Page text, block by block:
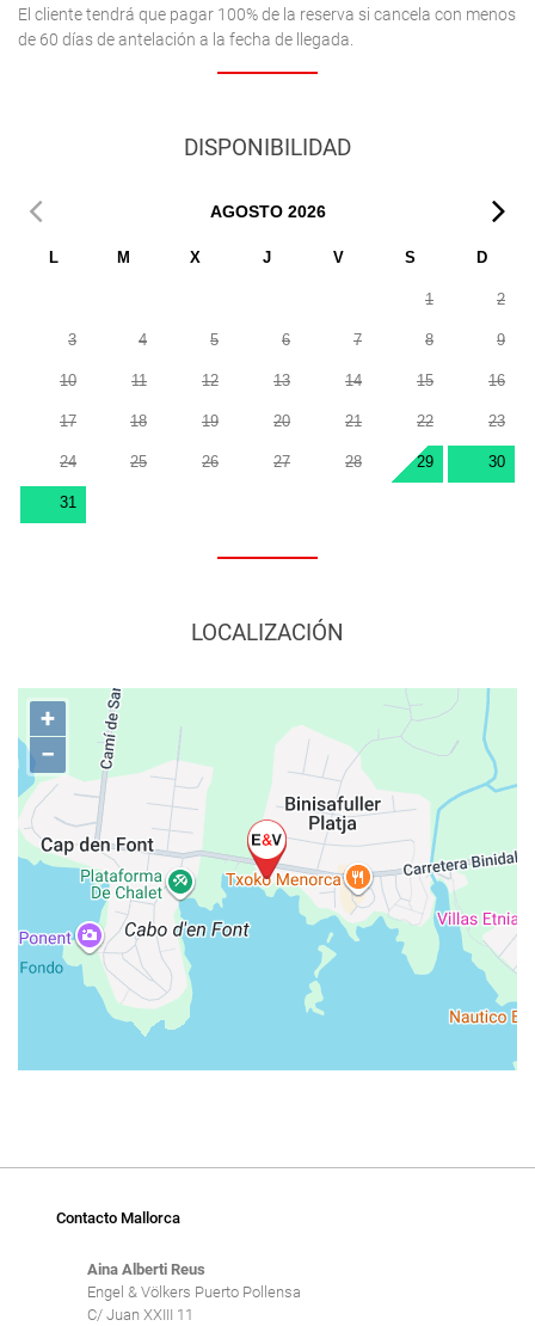
El cliente tendrá que pagar 100% de la reserva si cancela con menos
de 60 días de antelación a la fecha de llegada.
DISPONIBILIDAD
AGOSTO 2026
L M X J V S D
1 2
3 4 5 6 7 8 9
10 11 12 13 14 15 16
17 18 19 20 21 22 23
24 25 26 27 28 29 30
31
LOCALIZACIÓN
+
−
Contacto Mallorca
Aina Alberti Reus
Engel & Völkers Puerto Pollensa
C/ Juan XXIII 11